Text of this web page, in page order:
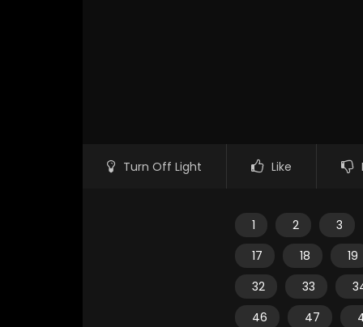
Turn Off Light Like
1 2
3
17
18
19
32
33
46
47